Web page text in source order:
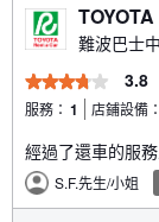
難波巴士
3.8
服務： 1 店鋪設備：
經過了還車的服
S.F.先生/小姐